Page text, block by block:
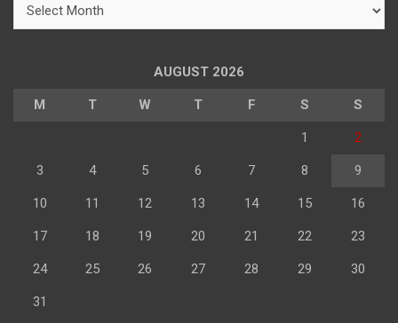
AUGUST 2026
M T W T F S S
1 2
3 4 5 6 7 8 9
10 11 12 13 14 15 16
17 18 19 20 21 22 23
24 25 26 27 28 29 30
31